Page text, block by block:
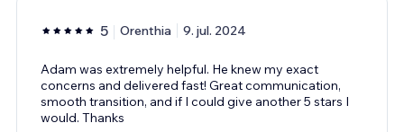
5 Orenthia 9. jul. 2024
Adam was extremely helpful. He knew my exact
concerns and delivered fast! Great communication,
smooth transition, and if I could give another 5 stars I
would. Thanks